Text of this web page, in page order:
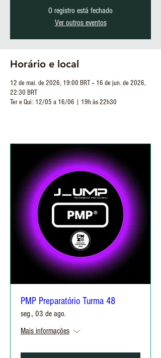
O registro está fechado
Ver outros eventos
Horário e local
12 de mai. de 2026, 19:00 BRT – 16 de jun. de 2026,
22:30 BRT
Ter e Qui: 12/05 a 16/06 | 19h às 22h30
PMP Preparatório Turma 48
seg., 03 de ago.
Mais informações